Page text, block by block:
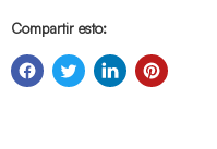
Compartir esto: